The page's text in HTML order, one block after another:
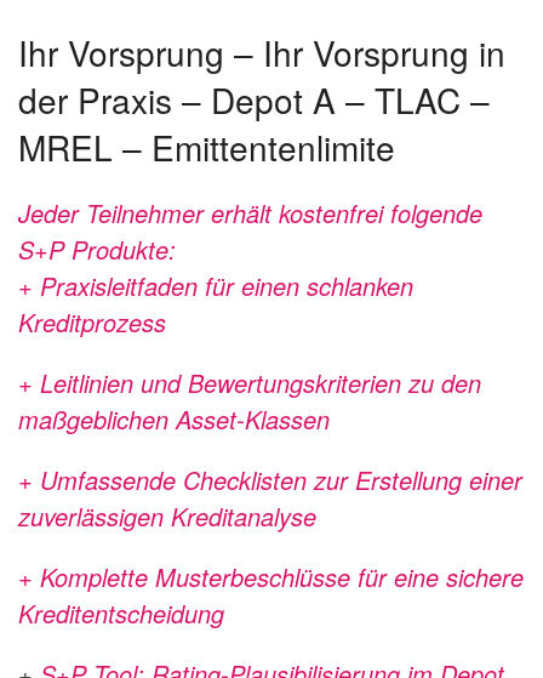
Ihr Vorsprung – Ihr Vorsprung in
der Praxis – Depot A – TLAC –
MREL – Emittentenlimite
Jeder Teilnehmer erhält kostenfrei folgende
S+P Produkte:
+ Praxisleitfaden für einen schlanken
Kreditprozess
+ Leitlinien und Bewertungskriterien zu den
maßgeblichen Asset-Klassen
+ Umfassende Checklisten zur Erstellung einer
zuverlässigen Kreditanalyse
+ Komplette Musterbeschlüsse für eine sichere
Kreditentscheidung